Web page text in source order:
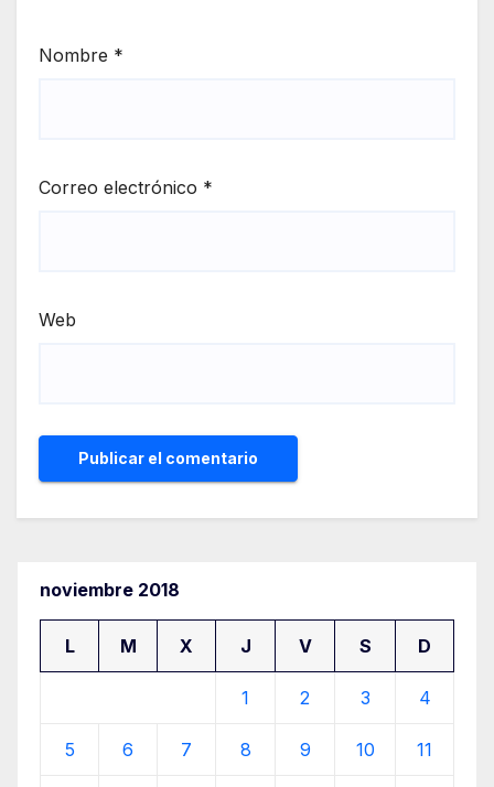
Nombre *
Correo electrónico *
Web
noviembre 2018
L M X J V S D
1 2 3 4
5 6 7 8 9 10 11